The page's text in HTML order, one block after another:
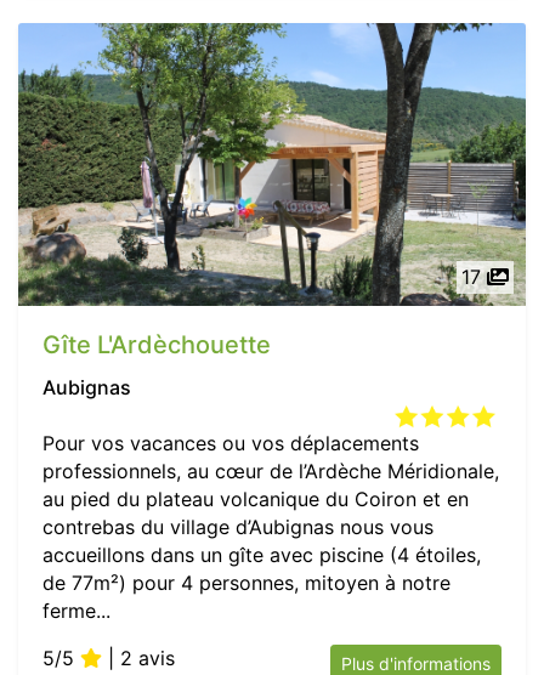
17
Gîte L'Ardèchouette
Aubignas
Pour vos vacances ou vos déplacements
professionnels, au cœur de l’Ardèche Méridionale,
au pied du plateau volcanique du Coiron et en
contrebas du village d’Aubignas nous vous
accueillons dans un gîte avec piscine (4 étoiles,
de 77m²) pour 4 personnes, mitoyen à notre
ferme...
5/5
| 2 avis Plus d'informations